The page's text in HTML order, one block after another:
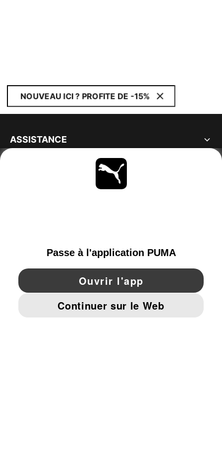
NOUVEAU ICI ? PROFITE DE -15%
ASSISTANCE
YouTube Twitter Pinterest
MENTIONS ET DONNÉES LÉGALES